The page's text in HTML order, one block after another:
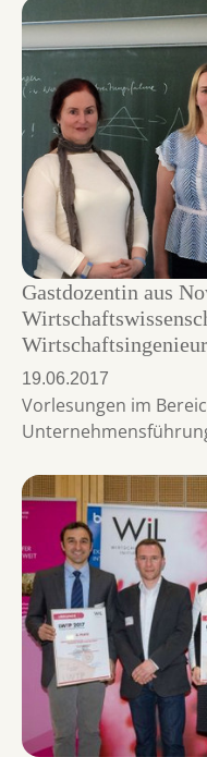
Gastdozentin aus
19.06.2017
Vorlesungen im